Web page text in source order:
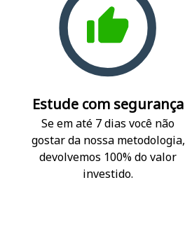
Estude com segurança
Se em até 7 dias você não
gostar da nossa metodologia,
devolvemos 100% do valor
investido.